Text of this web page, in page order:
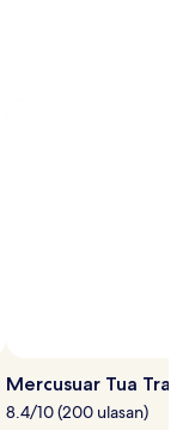
Mercusuar Tua
8.4/10 (200 ulasan)